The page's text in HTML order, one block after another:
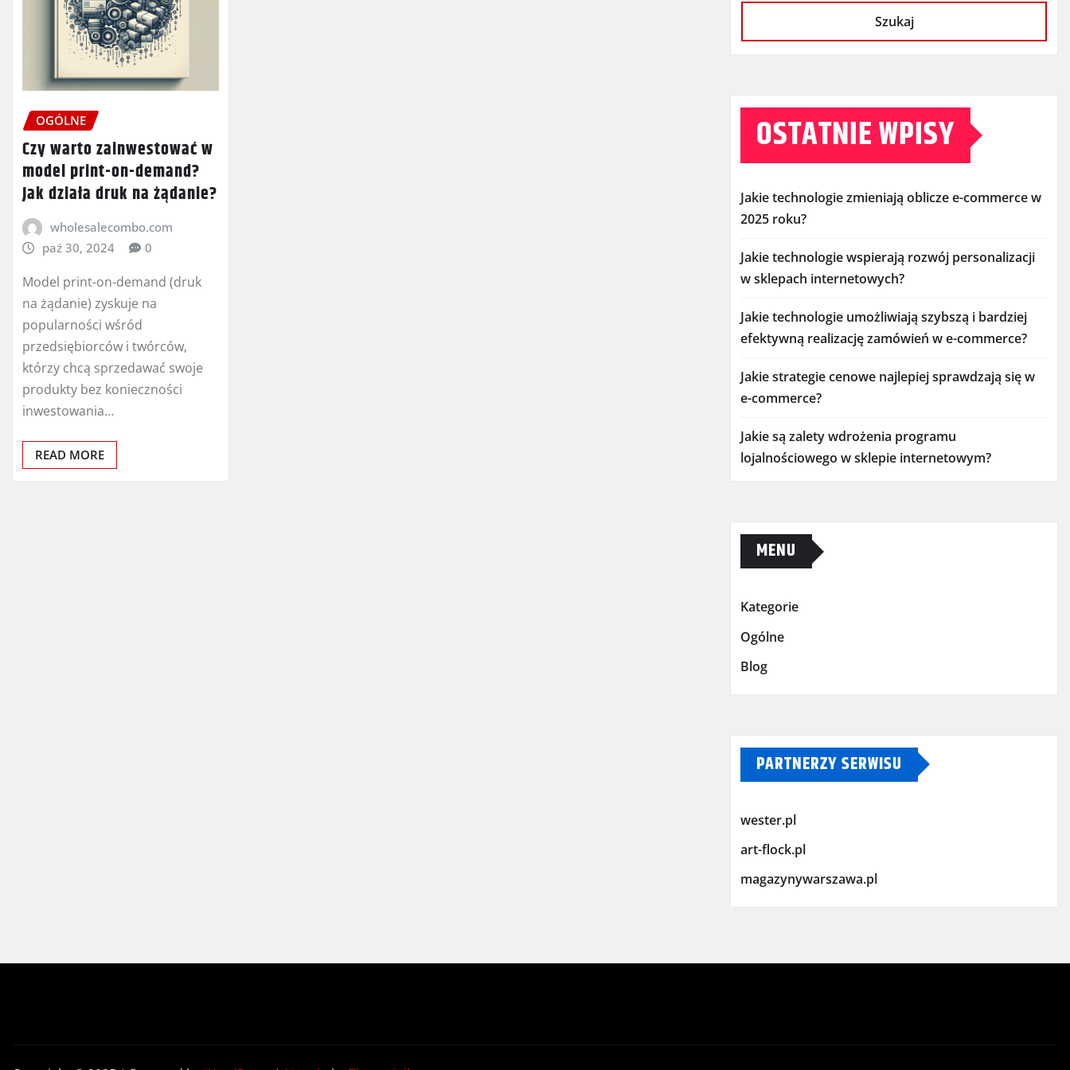
OGÓLNE
Czy warto zainwestować w
model print-on-demand?
Jak działa druk na żądanie?
wholesalecombo.com
paź 30, 2024
0
Model print-on-demand (druk
na żądanie) zyskuje na
popularności wśród
przedsiębiorców i twórców,
którzy chcą sprzedawać swoje
produkty bez konieczności
inwestowania…
READ MORE
Szukaj
OSTATNIE WPISY
Jakie technologie zmieniają oblicze e-commerce w
2025 roku?
Jakie technologie wspierają rozwój personalizacji
w sklepach internetowych?
Jakie technologie umożliwiają szybszą i bardziej
efektywną realizację zamówień w e-commerce?
Jakie strategie cenowe najlepiej sprawdzają się w
e-commerce?
Jakie są zalety wdrożenia programu
lojalnościowego w sklepie internetowym?
MENU
Kategorie
Ogólne
Blog
PARTNERZY SERWISU
wester.pl
art-flock.pl
magazynywarszawa.pl